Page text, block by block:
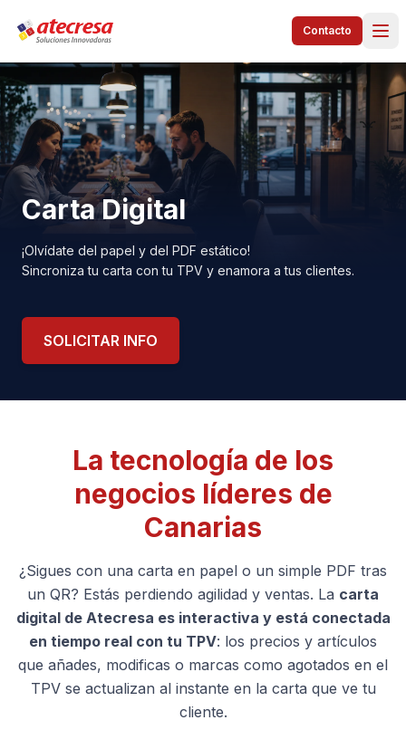
Contacto
Carta Digital
¡Olvídate del papel y del PDF estático!
Sincroniza tu carta con tu TPV y enamora a tus clientes.
SOLICITAR INFO
La tecnología de los
negocios líderes de
Canarias
¿Sigues con una carta en papel o un simple PDF tras
un QR? Estás perdiendo agilidad y ventas. La carta
digital de Atecresa es interactiva y está conectada
en tiempo real con tu TPV: los precios y artículos
que añades, modificas o marcas como agotados en el
TPV se actualizan al instante en la carta que ve tu
cliente.